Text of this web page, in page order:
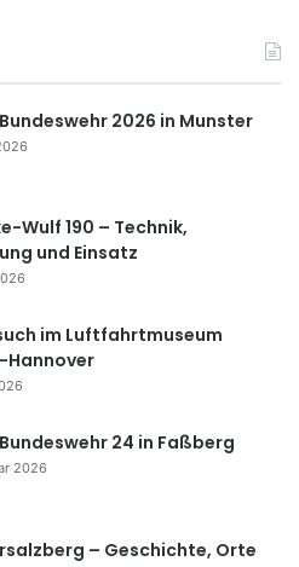
2026 in Munster
Wulf 190 – Technik,
und Einsatz
im Luftfahrtmuseum
Hannover
24 in Faßberg
2026
– Geschichte, Orte